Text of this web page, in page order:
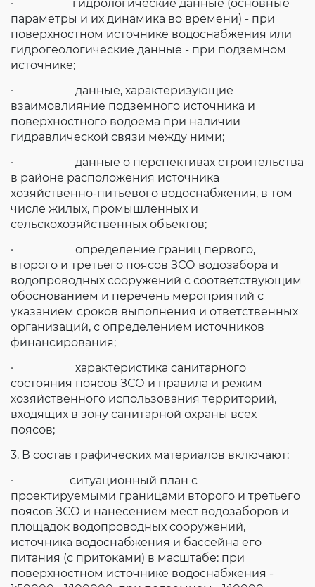
· гидрологические данные (основные
параметры и их динамика во времени) - при
поверхностном источнике водоснабжения или
гидрогеологические данные - при подземном
источнике;
· данные, характеризующие
взаимовлияние подземного источника и
поверхностного водоема при наличии
гидравлической связи между ними;
· данные о перспективах строительства
в районе расположения источника
хозяйственно-питьевого водоснабжения, в том
числе жилых, промышленных и
сельскохозяйственных объектов;
· определение границ первого,
второго и третьего поясов ЗСО водозабора и
водопроводных сооружений с соответствующим
обоснованием и перечень мероприятий с
указанием сроков выполнения и ответственных
организаций, с определением источников
финансирования;
· характеристика санитарного
состояния поясов ЗСО и правила и режим
хозяйственного использования территорий,
входящих в зону санитарной охраны всех
поясов;
3. В состав графических материалов включают:
· ситуационный план с
проектируемыми границами второго и третьего
поясов ЗСО и нанесением мест водозаборов и
площадок водопроводных сооружений,
источника водоснабжения и бассейна его
питания (с притоками) в масштабе: при
поверхностном источнике водоснабжения -